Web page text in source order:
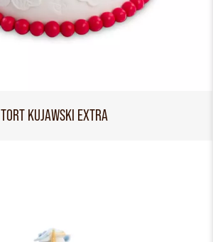
TORT KUJAWSKI EXTRA